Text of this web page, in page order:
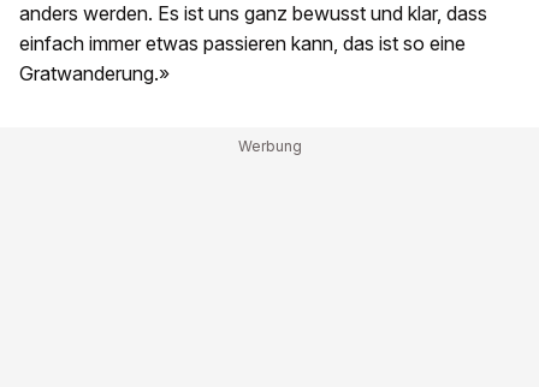
anders werden. Es ist uns ganz bewusst und klar, dass
einfach immer etwas passieren kann, das ist so eine
Gratwanderung.»